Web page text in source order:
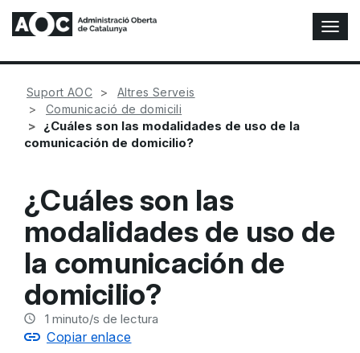
A
l
t
g
Suport AOC
Altres Serveis
Comunicació de domicili
¿Cuáles son las modalidades de uso de la
comunicación de domicilio?
¿Cuáles son las
modalidades de uso de
la comunicación de
domicilio?
1 minuto/s de lectura
Copiar enlace